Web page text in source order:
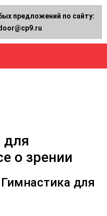
для
о зрении
для
предложений по сайту: